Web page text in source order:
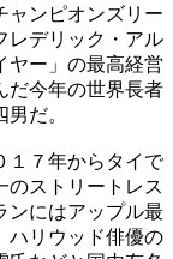
ャンピオンズリー
レデリック・アル
ヤー」の最高経営
だ今年の世界長者
だ。
１７年からタイで
のストリートレス
ンにはアップル最
ハリウッド俳優の